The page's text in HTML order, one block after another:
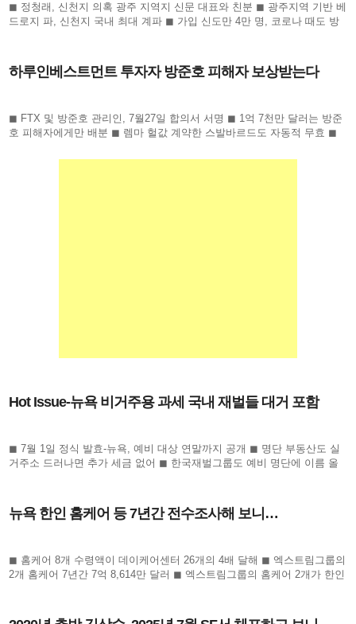
◼ 정청래, 신천지 의혹 광주 지역지 신문 대표와 친분 ◼ 광주지역 기반 베
드로지 파, 신천지 국내 최대 계파 ◼ 가입 신도만 4만 명, 코로나 때도 방
하루인베스트먼트 투자자 방준호 피해자 보상받는다
◼ FTX 및 방준호 관리인, 7월27일 합의서 서명 ◼ 1억 7천만 달러는 방준
호 피해자에게만 배분 ◼ 렘마 헐값 계약한 스발바르드도 자동적 무효 ◼
Hot Issue-뉴욕 비거주용 과세 국내 재벌들 대거 포함
◼ 7월 1일 정식 발효-뉴욕, 예비 대상 연말까지 공개 ◼ 명단 부동산도 실
거주소 드러나면 추가 세금 없어 ◼ 한국재벌그룹도 예비 명단에 이름 올
뉴욕 한인 홈케어 등 7년간 전수조사해 보니…
◼ 홈케어 8개 수령액이 데이케어센터 26개의 4배 달해 ◼ 엑스트림그룹의
2개 홈케어 7년간 7억 8,614만 달러 ◼ 엑스트림그룹의 홈케어 2개가 한인